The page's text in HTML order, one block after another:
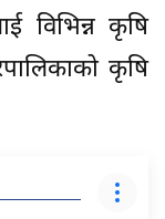
विभिन्न कृषि
कृषि